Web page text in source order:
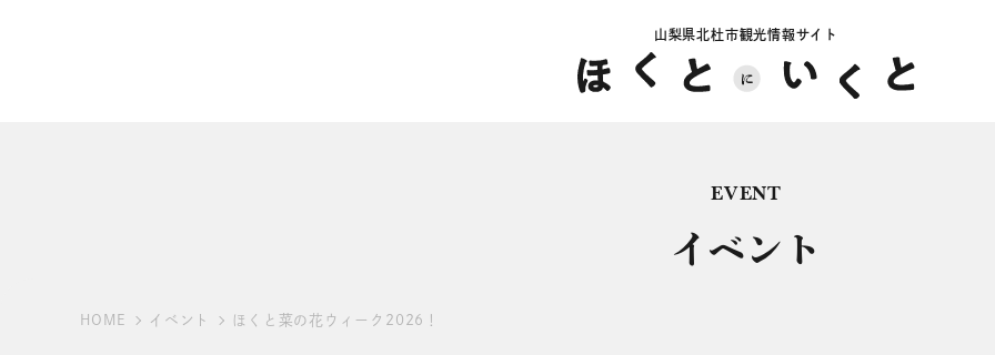
山梨県北杜市観光情報サイト
EVENT
イベント
HOME イベント ほくと菜の花ウィーク2026！